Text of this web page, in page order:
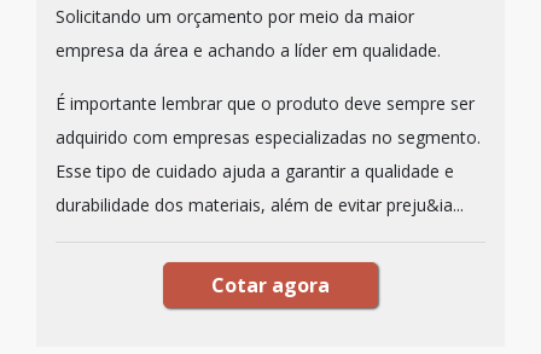
Solicitando um orçamento por meio da maior
empresa da área e achando a líder em qualidade.
É importante lembrar que o produto deve sempre ser
adquirido com empresas especializadas no segmento.
Esse tipo de cuidado ajuda a garantir a qualidade e
durabilidade dos materiais, além de evitar preju&ia...
Cotar agora